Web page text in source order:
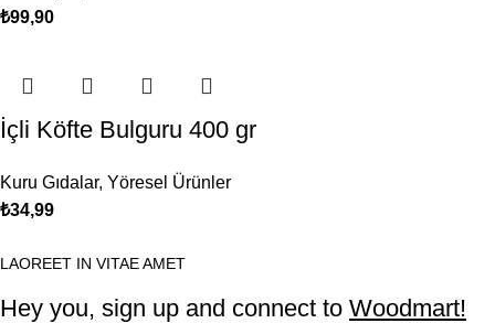
₺99,90
İçli Köfte Bulguru 400 gr
Kuru Gıdalar, Yöresel Ürünler
₺34,99
LAOREET IN VITAE AMET
Hey you, sign up and connect to Woodmart!